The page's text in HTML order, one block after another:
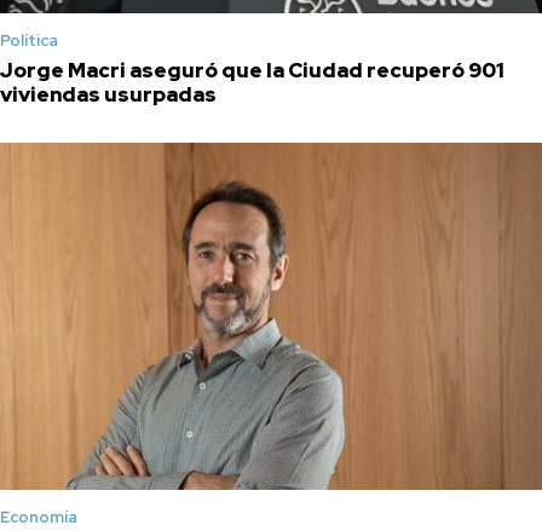
Política
Jorge Macri aseguró que la Ciudad recuperó 901
viviendas usurpadas
Economía